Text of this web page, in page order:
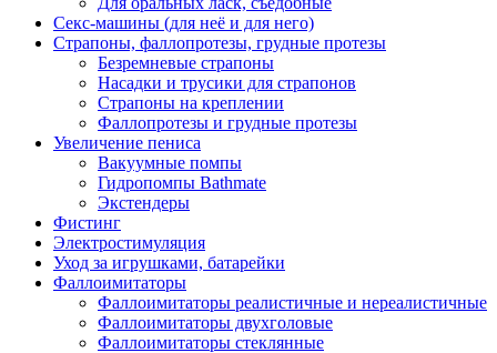
Секс-машины (для неё и для него)
Страпоны, фаллопротезы, грудные протезы
Безремневые страпоны
Насадки и трусики для страпонов
Страпоны на креплении
Фаллопротезы и грудные протезы
Увеличение пениса
Вакуумные помпы
Гидропомпы Bathmate
Экстендеры
Фистинг
Электростимуляция
Уход за игрушками, батарейки
Фаллоимитаторы
Фаллоимитаторы реалистичные и нереалистичные
Фаллоимитаторы двухголовые
Фаллоимитаторы стеклянные